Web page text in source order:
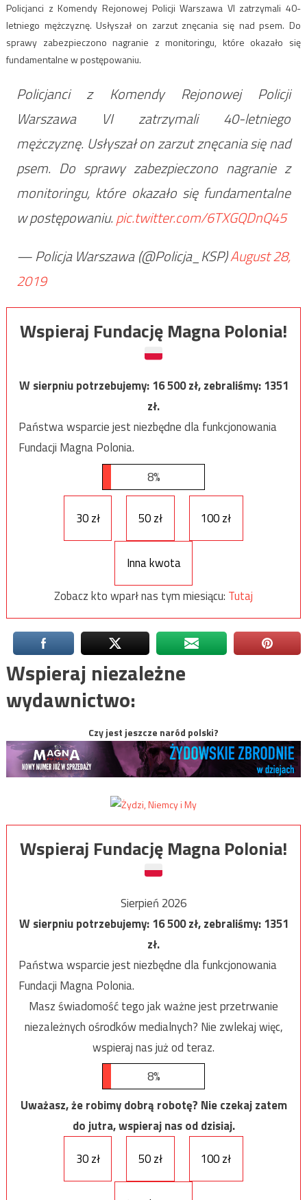
Policjanci z Komendy Rejonowej Policji Warszawa VI zatrzymali 40-
letniego mężczyznę. Usłyszał on zarzut znęcania się nad psem. Do
sprawy zabezpieczono nagranie z monitoringu, które okazało się
fundamentalne w postępowaniu.
Policjanci z Komendy Rejonowej Policji
Warszawa VI zatrzymali 40-letniego
mężczyznę. Usłyszał on zarzut znęcania się nad
psem. Do sprawy zabezpieczono nagranie z
monitoringu, które okazało się fundamentalne
w postępowaniu.pic.twitter.com/6TXGQDnQ45
— Policja Warszawa (@Policja_KSP)August 28,
2019
Wspieraj Fundację Magna Polonia!
W sierpniu potrzebujemy:16 500zł, zebraliśmy:1351
zł.
Państwa wsparcie jest niezbędne dla funkcjonowania
Fundacji Magna Polonia.
8%
30 zł 50 zł 100 zł
Inna kwota
Zobacz kto wparł nas tym miesiącu: Tutaj
Wspieraj niezależne
wydawnictwo:
Czy jest jeszcze naród polski?
Wspieraj Fundację Magna Polonia!
Sierpień 2026
W sierpniu potrzebujemy:16 500zł, zebraliśmy:1351
zł.
Państwa wsparcie jest niezbędne dla funkcjonowania
Fundacji Magna Polonia.
Masz świadomość tego jak ważne jest przetrwanie
niezależnych ośrodków medialnych? Nie zwlekaj więc,
wspieraj nas już od teraz.
8%
Uważasz, że robimy dobrą robotę? Nie czekaj zatem
do jutra, wspieraj nas od dzisiaj.
30 zł
50 zł 100 zł